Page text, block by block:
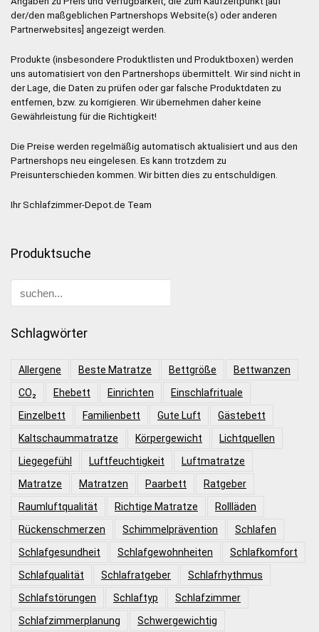
der/den maßgeblichen Partnershops Website(s) oder anderen
Partnerwebsites] angezeigt werden.
Produkte (insbesondere Produktlisten und Produktboxen) werden
uns automatisiert von den Partnershops übermittelt. Wir sind nicht in
der Lage, die Daten zu prüfen oder gar falsche Produktdaten zu
entfernen, bzw. zu korrigieren. Wir übernehmen daher keine
Gewährleistung für die Richtigkeit!
Die Preise werden regelmäßig automatisch aktualisiert und aus den
Partnershops neu eingelesen. Es kann trotzdem zu
Preisunterschieden kommen. Wir bitten dies zu entschuldigen.
Ihr Schlafzimmer-Depot.de Team
Produktsuche
Schlagwörter
Allergene Beste Matratze Bettgröße
Bettwanzen
CO₂
Ehebett Einrichten
Einschlafrituale
Einzelbett
Familienbett Gute Luft
Gästebett
Kaltschaummatratze
Körpergewicht
Lichtquellen
Liegegefühl
Luftfeuchtigkeit
Luftmatratze
Matratze
Matratzen Paarbett
Ratgeber
Raumluftqualität
Richtige Matratze
Rollläden
Rückenschmerzen
Schimmelprävention
Schlafen
Schlafgesundheit
Schlafgewohnheiten
Schlafkomfort
Schlafqualität
Schlafratgeber
Schlafrhythmus
Schlafstörungen
Schlaftyp
Schlafzimmer
Schlafzimmerplanung
Schwergewichtig